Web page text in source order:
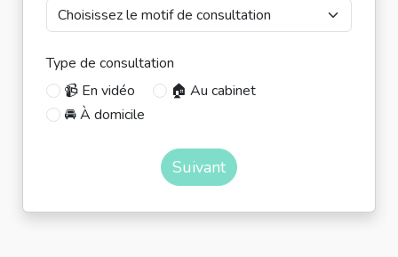
Type de consultation
📹 En vidéo
🏠 Au cabinet
🚘 À domicile
Suivant